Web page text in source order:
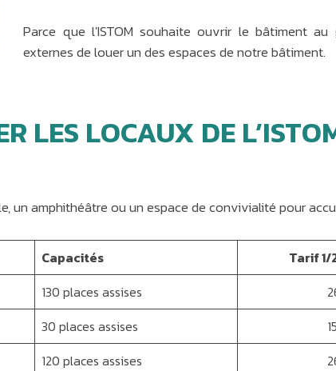
Parce que l'ISTOM souhaite ouvrir le bâtiment au
externes de louer un des espaces de notre bâtiment.
LES LOCAUX DE
un amphithéâtre ou un espace de convivialité pour
Capacités Tarif
130 places assises
30 places assises
120 places assises